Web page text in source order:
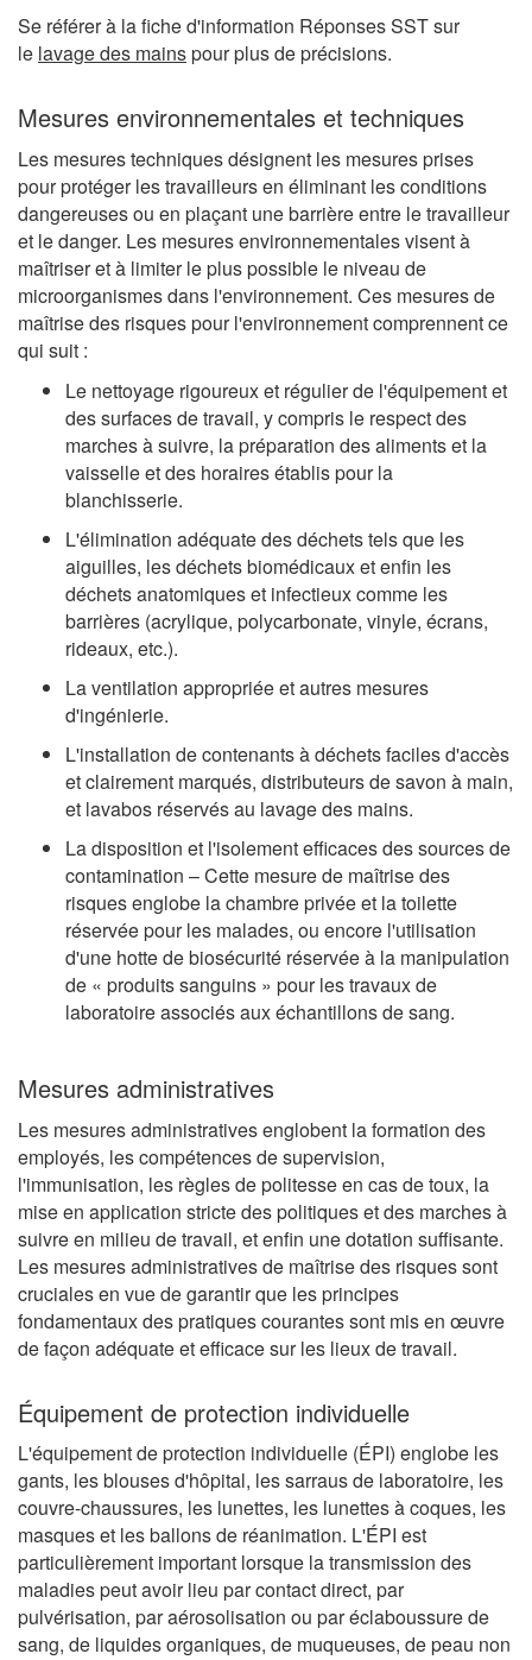
Se référer à la fiche d'information Réponses SST sur
le lavage des mainspour plus de précisions.
Mesures environnementales et techniques
Les mesures techniques désignent les mesures prises
pour protéger les travailleurs en éliminant les conditions
dangereuses ou en plaçant une barrière entre le travailleur
et le danger. Les mesures environnementales visent à
maîtriser et à limiter le plus possible le niveau de
microorganismes dans l'environnement. Ces mesures de
maîtrise des risques pour l'environnement comprennent ce
qui suit :
Le nettoyage rigoureux et régulier de l'équipement et
des surfaces de travail, y compris le respect des
marches à suivre, la préparation des aliments et la
vaisselle et des horaires établis pour la
blanchisserie.
L'élimination adéquate des déchets tels que les
aiguilles, les déchets biomédicaux et enfin les
déchets anatomiques et infectieux comme les
barrières (acrylique, polycarbonate, vinyle, écrans,
rideaux, etc.).
La ventilation appropriée et autres mesures
d'ingénierie.
L'installation de contenants à déchets faciles d'accès
et clairement marqués, distributeurs de savon à main,
et lavabos réservés au lavage des mains.
La disposition et l'isolement efficaces des sources de
contamination – Cette mesure de maîtrise des
risques englobe la chambre privée et la toilette
réservée pour les malades, ou encore l'utilisation
d'une hotte de biosécurité réservée à la manipulation
de « produits sanguins » pour les travaux de
laboratoire associés aux échantillons de sang.
Mesures administratives
Les mesures administratives englobent la formation des
employés, les compétences de supervision,
l'immunisation, les règles de politesse en cas de toux, la
mise en application stricte des politiques et des marches à
suivre en milieu de travail, et enfin une dotation suffisante.
Les mesures administratives de maîtrise des risques sont
cruciales en vue de garantir que les principes
fondamentaux des pratiques courantes sont mis en œuvre
de façon adéquate et efficace sur les lieux de travail.
Équipement de protection individuelle
L'équipement de protection individuelle (ÉPI) englobe les
gants, les blouses d'hôpital, les sarraus de laboratoire, les
couvre-chaussures, les lunettes, les lunettes à coques, les
masques et les ballons de réanimation. L'ÉPI est
particulièrement important lorsque la transmission des
maladies peut avoir lieu par contact direct, par
pulvérisation, par aérosolisation ou par éclaboussure de
sang, de liquides organiques, de muqueuses, de peau non